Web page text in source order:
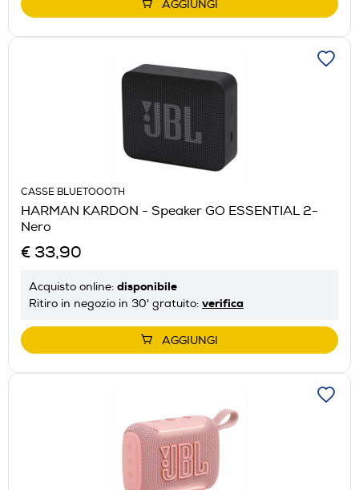
AGGIUNGI
CASSE BLUETOOOTH
HARMAN KARDON - Speaker GO ESSENTIAL 2-
Nero
€ 33,90
Acquisto online: disponibile
Ritiro in negozio in 30' gratuito: verifica
AGGIUNGI